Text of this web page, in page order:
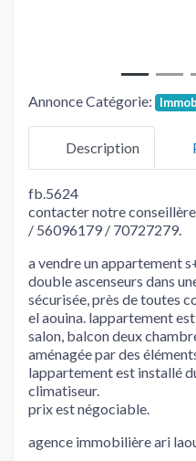
Annonce Catégorie:
Description
fb.5624
contacter notre
/ 56096179 / 70727279.
a vendre un appartement
double ascenseurs dans
sécurisée, près de toutes
el aouina. lappartement
salon, balcon deux
aménagée par des
lappartement est installé
climatiseur.
prix est négociable.
agence immobilière ari